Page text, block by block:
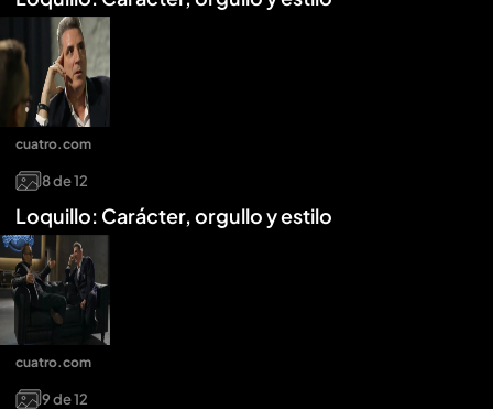
8de12
Loquillo: Carácter, orgullo y estilo
cuatro.com
9de12
cuatro.com